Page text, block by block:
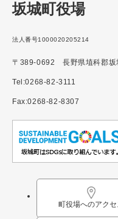
坂城町役場
法人番号1000020205214
〒389-0692 長野県埴科郡坂
Tel:0268-82-3111
Fax:0268-82-8307
町役場へのアクセ